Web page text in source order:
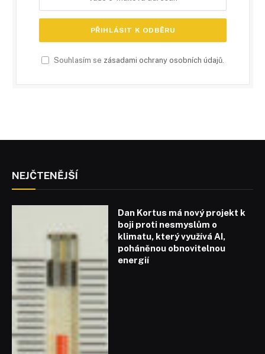
Souhlasím se zásadami ochrany osobních údajů
NEJČTENĚJŠÍ
Dan Kortus má nový projekt k
boji proti nesmyslům o
klimatu, který využívá AI,
poháněnou obnovitelnou
energií